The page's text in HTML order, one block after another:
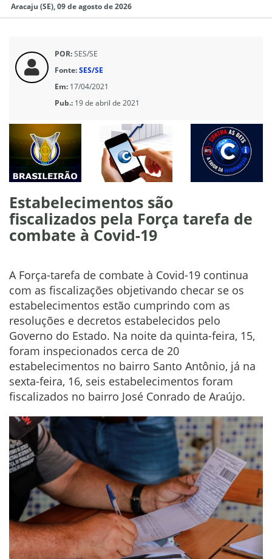
Aracaju (SE), 09 de agosto de 2026
POR:SES/SE
Fonte:SES/SE
Em: 17/04/2021
Pub.: 19 de abril de 2021
Estabelecimentos são
fiscalizados pela Força tarefa de
combate à Covid-19
A Força-tarefa de combate à Covid-19 continua
com as fiscalizações objetivando checar se os
estabelecimentos estão cumprindo com as
resoluções e decretos estabelecidos pelo
Governo do Estado. Na noite da quinta-feira, 15,
foram inspecionados cerca de 20
estabelecimentos no bairro Santo Antônio, já na
sexta-feira, 16, seis estabelecimentos foram
fiscalizados no bairro José Conrado de Araújo.